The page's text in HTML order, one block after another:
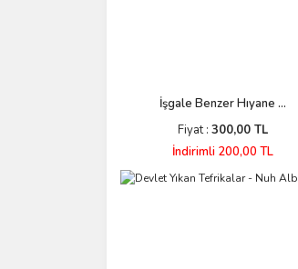
İşgale Benzer Hıyane ...
Fiyat : 300,00 TL
İndirimli 200,00 TL